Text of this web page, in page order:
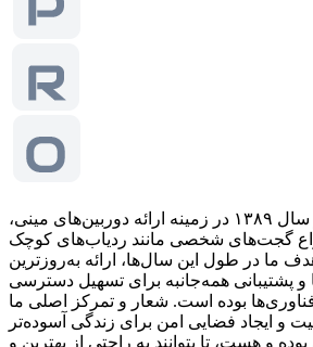
مینی دی وی پرو از سال ۱۳۸۹ در زمینه ارائه دوربین‌های مینی،
گجت‌های شخصی مانند ردیاب‌های کوچک
ما در طول این سال‌ها، ارائه به‌روزترین
و پشتیبانی همه‌جانبه برای تسهیل دسترسی
بوده است. شعار و تمرکز اصلی ما
و ایجاد فضایی امن برای زندگی آسوده‌تر
و هست، تا بتوانند به راحتی از بهترین و